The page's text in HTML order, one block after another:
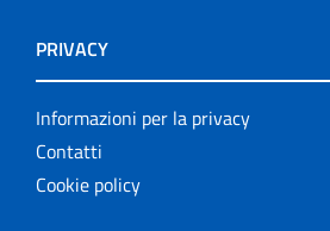
PRIVACY
Informazioni per la privacy
Contatti
Cookie policy